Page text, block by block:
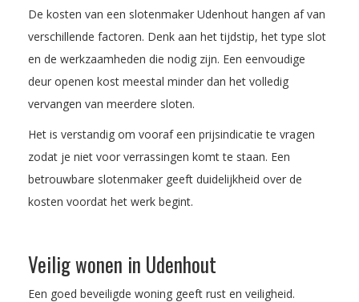
De kosten van een slotenmaker Udenhout hangen af van
verschillende factoren. Denk aan het tijdstip, het type slot
en de werkzaamheden die nodig zijn. Een eenvoudige
deur openen kost meestal minder dan het volledig
vervangen van meerdere sloten.
Het is verstandig om vooraf een prijsindicatie te vragen
zodat je niet voor verrassingen komt te staan. Een
betrouwbare slotenmaker geeft duidelijkheid over de
kosten voordat het werk begint.
Veilig wonen in Udenhout
Een goed beveiligde woning geeft rust en veiligheid.